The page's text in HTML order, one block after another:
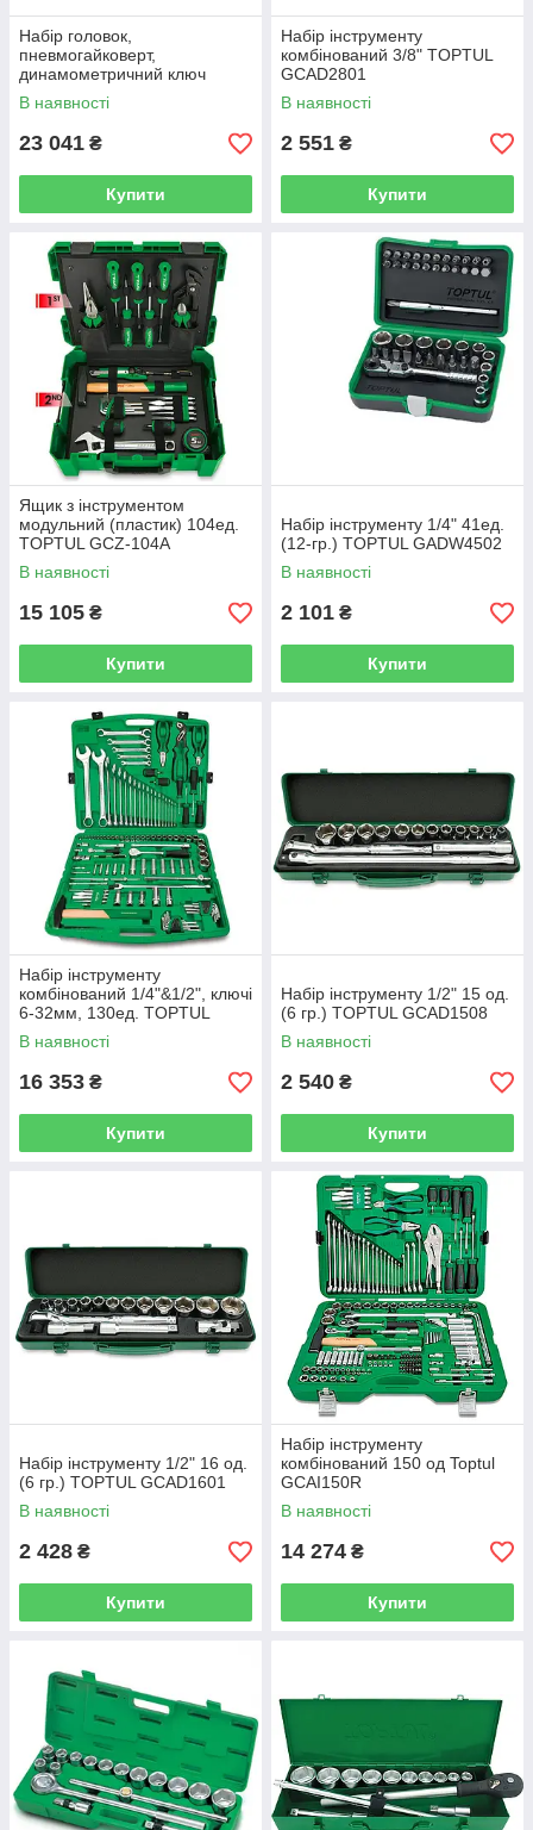
Набір головок,
пневмогайковерт,
динамометричний ключ
TOPTUL GVD4602
В наявності
23 041 ₴
Купити
Набір інструменту
комбінований 3/8" TOPTUL
GCAD2801
В наявності
2 551 ₴
Купити
Ящик з інструментом
модульний (пластик) 104ед.
TOPTUL GCZ-104A
В наявності
15 105 ₴
Купити
Набір інструменту 1/4" 41ед.
(12-гр.) TOPTUL GADW4502
В наявності
2 101 ₴
Купити
Набір інструменту
комбінований 1/4"&1/2", ключі
6-32мм, 130ед. TOPTUL
GCAI130T
В наявності
16 353 ₴
Купити
Набір інструменту 1/2" 15 од.
(6 гр.) TOPTUL GCAD1508
В наявності
2 540 ₴
Купити
Набір інструменту 1/2" 16 од.
(6 гр.) TOPTUL GCAD1601
В наявності
2 428 ₴
Купити
Набір інструменту
комбінований 150 од Toptul
GCAI150R
В наявності
14 274 ₴
Купити